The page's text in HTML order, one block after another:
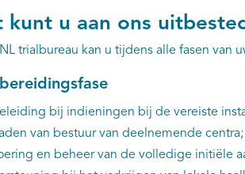
kunt u aan ons
trialbureau kan u tijdens alle fasen van
bij indieningen bij de vereiste
van bestuur van deelnemende centra;
en beheer van de volledige initiële